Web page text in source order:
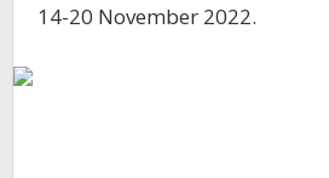
14-20 November 2022.